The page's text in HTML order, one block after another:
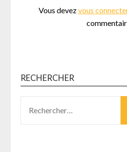
Vous devezvous
RECHERCHER